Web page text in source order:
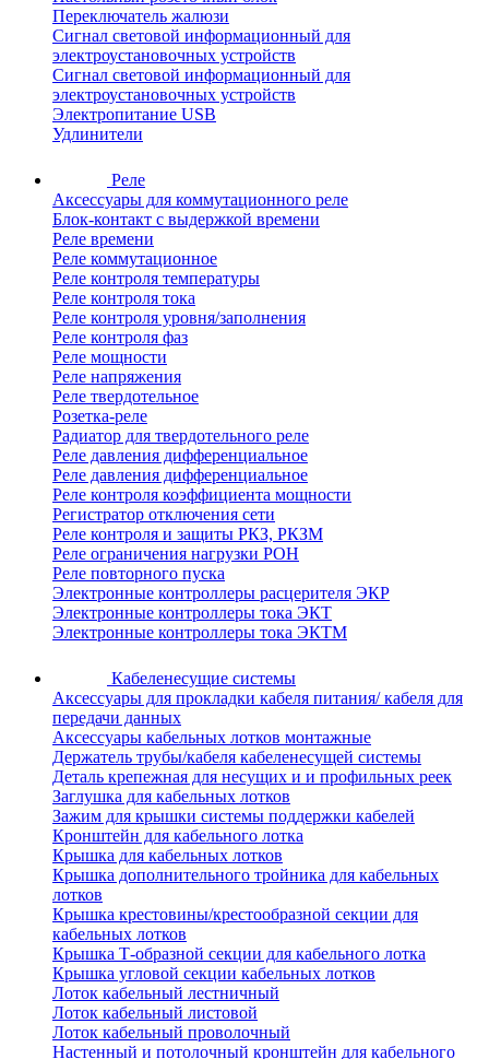
Переключатель жалюзи
Сигнал световой информационный для
электроустановочных устройств
Сигнал световой информационный для
электроустановочных устройств
Электропитание USB
Удлинители
Реле
Аксессуары для коммутационного реле
Блок-контакт с выдержкой времени
Реле времени
Реле коммутационное
Реле контроля температуры
Реле контроля тока
Реле контроля уровня/заполнения
Реле контроля фаз
Реле мощности
Реле напряжения
Реле твердотельное
Розетка-реле
Радиатор для твердотельного реле
Реле давления дифференциальное
Реле давления дифференциальное
Реле контроля коэффициента мощности
Регистратор отключения сети
Реле контроля и защиты РКЗ, РКЗМ
Реле ограничения нагрузки РОН
Реле повторного пуска
Электронные контроллеры расцерителя ЭКР
Электронные контроллеры тока ЭКТ
Электронные контроллеры тока ЭКТМ
Кабеленесущие системы
Аксессуары для прокладки кабеля питания/ кабеля для
передачи данных
Аксессуары кабельных лотков монтажные
Держатель трубы/кабеля кабеленесущей системы
Деталь крепежная для несущих и и профильных реек
Заглушка для кабельных лотков
Зажим для крышки системы поддержки кабелей
Кронштейн для кабельного лотка
Крышка для кабельных лотков
Крышка дополнительного тройника для кабельных
лотков
Крышка крестовины/крестообразной секции для
кабельных лотков
Крышка Т-образной секции для кабельного лотка
Крышка угловой секции кабельных лотков
Лоток кабельный лестничный
Лоток кабельный листовой
Лоток кабельный проволочный
Настенный и потолочный кронштейн для кабельного